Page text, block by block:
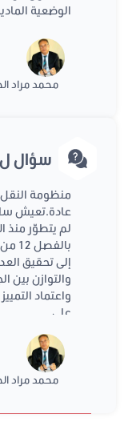
الوضعية
محمد مراد
سؤال ل
منظومة
عادة.تعيش
لم يتطوّر منذ
إلى تحقيق
والتوازن بين
واعتماد
على
محمد مراد